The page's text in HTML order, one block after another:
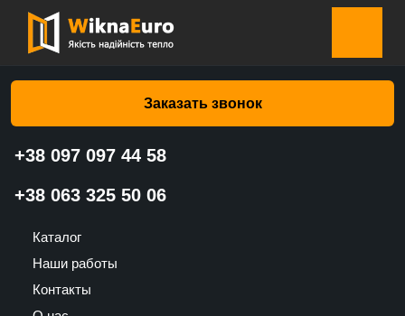
Заказать звонок
+38 097 097 44 58
+38 063 325 50 06
Каталог
Наши работы
Контакты
Главная страница»Каталог
Жалюзи-плиссе на окна Белая одна сторона с блеском 109
одна сторона с блеском 109 –
Валько